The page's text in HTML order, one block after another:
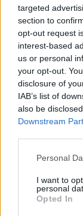
targeted
section to
opt-out request
interest-based
us or personal
your opt-out.
disclosure of
IAB’s list of
also be
Downstream
Personal
I want to
personal
Opted In
2026.
honnan